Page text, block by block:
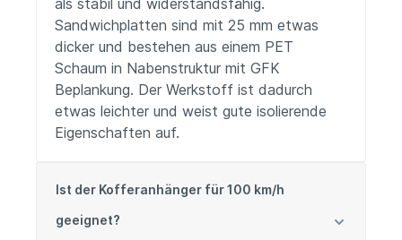
als stabil und widerstandsfähig.
Sandwichplatten sind mit 25 mm etwas
dicker und bestehen aus einem PET
Schaum in Nabenstruktur mit GFK
Beplankung. Der Werkstoff ist dadurch
etwas leichter und weist gute isolierende
Eigenschaften auf.
Ist der Kofferanhänger für 100 km/h
geeignet?